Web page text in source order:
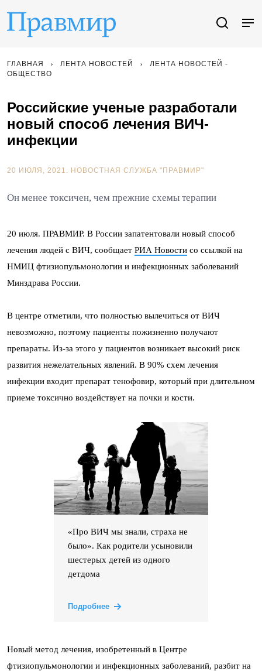
ГЛАВНАЯ ЛЕНТА НОВОСТЕЙ
ЛЕНТА НОВОСТЕЙ -
ОБЩЕСТВО
Российские ученые разработали
новый способ лечения ВИЧ-
инфекции
20 ИЮЛЯ, 2021. НОВОСТНАЯ СЛУЖБА "ПРАВМИР"
Он менее токсичен, чем прежние схемы терапии
20 июля. ПРАВМИР. В России запатентовали новый способ
лечения людей с ВИЧ, сообщает РИА Новости со ссылкой на
НМИЦ фтизиопульмонологии и инфекционных заболеваний
Минздрава России.
В центре отметили, что полностью вылечиться от ВИЧ
невозможно, поэтому пациенты пожизненно получают
препараты. Из-за этого у пациентов возникает высокий риск
развития нежелательных явлений. В 90% схем лечения
инфекции входит препарат тенофовир, который при длительном
приеме токсично воздействует на почки и кости.
«Про ВИЧ мы знали, страха не
было». Как родители усыновили
шестерых детей из одного
детдома
Подробнее
Новый метод лечения, изобретенный в Центре
фтизиопульмонологии и инфекционных заболеваний, разбит на